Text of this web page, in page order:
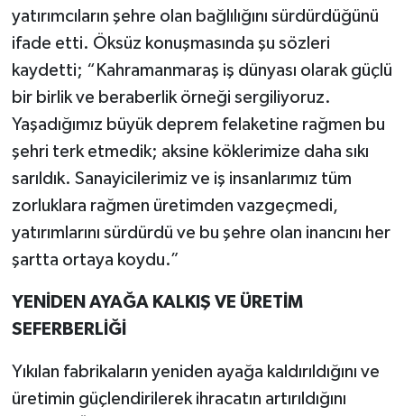
yatırımcıların şehre olan bağlılığını sürdürdüğünü
ifade etti. Öksüz konuşmasında şu sözleri
kaydetti; “Kahramanmaraş iş dünyası olarak güçlü
bir birlik ve beraberlik örneği sergiliyoruz.
Yaşadığımız büyük deprem felaketine rağmen bu
şehri terk etmedik; aksine köklerimize daha sıkı
sarıldık. Sanayicilerimiz ve iş insanlarımız tüm
zorluklara rağmen üretimden vazgeçmedi,
yatırımlarını sürdürdü ve bu şehre olan inancını her
şartta ortaya koydu.”
YENİDEN AYAĞA KALKIŞ VE ÜRETİM
SEFERBERLİĞİ
Yıkılan fabrikaların yeniden ayağa kaldırıldığını ve
üretimin güçlendirilerek ihracatın artırıldığını